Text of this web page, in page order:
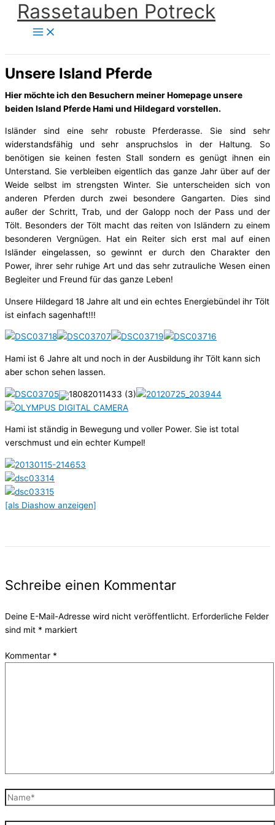
Zum
Inhalt
springen
Rassetauben Potreck
Unsere Island Pferde
Hier möchte ich den Besuchern meiner Homepage unsere
beiden Island Pferde Hami und Hildegard vorstellen.
Isländer sind eine sehr robuste Pferderasse. Sie sind sehr
widerstandsfähig und sehr anspruchslos in der Haltung. So
benötigen sie keinen festen Stall sondern es genügt ihnen ein
Unterstand. Sie verbleiben eigentlich das ganze Jahr über auf der
Weide selbst im strengsten Winter. Sie unterscheiden sich von
anderen Pferden durch zwei besondere Gangarten. Dies sind
außer der Schritt, Trab, und der Galopp noch der Pass und der
Tölt. Besonders der Tölt macht das reiten von Isländern zu einem
besonderen Vergnügen. Hat ein Reiter sich erst mal auf einen
Isländer eingelassen, so gewinnt er durch den Charakter den
Power, ihrer sehr ruhige Art und das sehr zutrauliche Wesen einen
Begleiter und Freund für das ganze Leben!
Unsere Hildegard 18 Jahre alt und ein echtes Energiebündel ihr Tölt
ist einfach sagenhaft!!!
Hami ist 6 Jahre alt und noch in der Ausbildung ihr Tölt kann sich
aber schon sehen lassen.
Hami ist ständig in Bewegung und voller Power. Sie ist total
verschmust und ein echter Kumpel!
[als Diashow anzeigen]
Schreibe einen Kommentar
Deine E-Mail-Adresse wird nicht veröffentlicht. Erforderliche Felder
sind mit * markiert
Kommentar *
Name*